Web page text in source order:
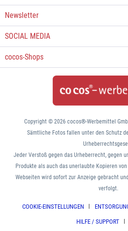
Newsletter
SOCIAL MEDIA
cocos-Shops
COOKIE-EINSTELLUNGEN
HILFE / SUPPORT
Copyright © 2026 cocos®-Werbemittel
Sämtliche Fotos fallen unter den Schutz
Jeder Verstoß gegen das Urheberrecht, gegen
Produkte als auch das unerlaubte Kopieren
Webseiten wird sofort zur Anzeige gebracht
verfolgt.